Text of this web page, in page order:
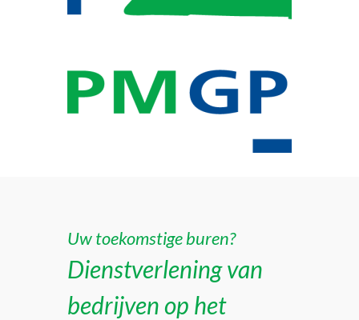
Uw toekomstige buren?
Dienstverlening van
bedrijven op het